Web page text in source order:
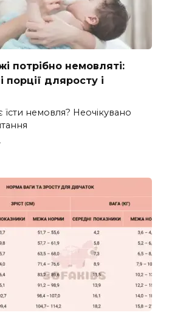
потрібно немовляті:
порції дляросту і
їсти немовля? Неочікувано